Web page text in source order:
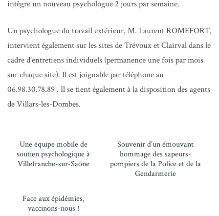
intègre un nouveau psychologue 2 jours par semaine.
Un psychologue du travail extérieur, M. Laurent ROMEFORT,
intervient également sur les sites de Trévoux et Clairval dans le
cadre d’entretiens individuels (permanence une fois par mois
sur chaque site). Il est joignable par téléphone au
06.98.30.78.89 . Il se tient également à la disposition des agents
de Villars-les-Dombes.
Une équipe mobile de
soutien psychologique à
Villefranche-sur-Saône
Souvenir d’un émouvant
hommage des sapeurs-
pompiers de la Police et de la
Gendarmerie
Face aux épidémies,
vaccinons-nous !